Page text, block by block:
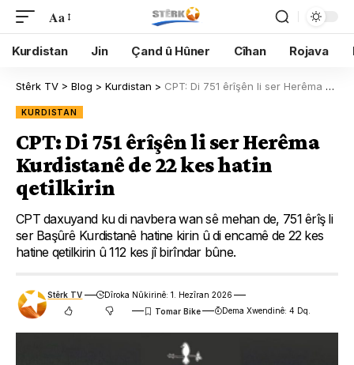
Aa
Kurdistan Jin Çand û Hûner Cîhan Rojava
Stêrk TV > Blog > Kurdistan > CPT: Di 751 êrîşên li ser Herêma Kurdistanê de 22 kes hatin qetilkirin
KURDISTAN
CPT: Di 751 êrîşên li ser Herêma
Kurdistanê de 22 kes hatin
qetilkirin
CPT daxuyand ku di navbera wan sê mehan de, 751 êrîş li
ser Başûrê Kurdistanê hatine kirin û di encamê de 22 kes
hatine qetilkirin û 112 kes jî birîndar bûne.
Stêrk TV
Dîroka Nûkirinê: 1. Hezîran 2026
Dema Xwendinê: 4 Dq.